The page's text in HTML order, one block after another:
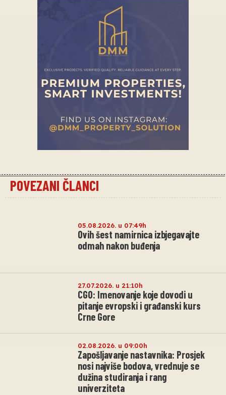
POVEZANI ČLANCI
05.08.2026. u 07:49h
Ovih šest namirnica izbjegavajte
odmah nakon buđenja
27.07.2026. u 21:10h
CGO: Imenovanje koje dovodi u
pitanje evropski i građanski kurs
Crne Gore
02.08.2026. u 09:00h
Zapošljavanje nastavnika: Prosjek
nosi najviše bodova, vrednuje se
dužina studiranja i rang
univerziteta